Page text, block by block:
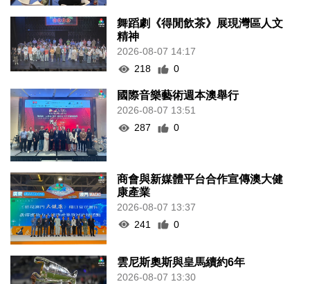
舞蹈劇《得閒飲茶》展現灣區人文
精神
2026-08-07 14:17
218
0
國際音樂藝術週本澳舉行
2026-08-07 13:51
287
0
商會與新媒體平台合作宣傳澳大健
康產業
2026-08-07 13:37
241
0
雲尼斯奧斯與皇馬續約6年
2026-08-07 13:30